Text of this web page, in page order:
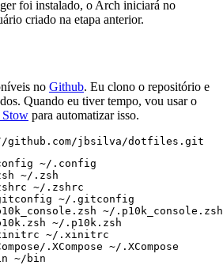
foi instalado, o Arch iniciará no
criado na etapa anterior.
no Github. Eu clono o repositório e
Quando eu tiver tempo, vou usar o
para automatizar isso.